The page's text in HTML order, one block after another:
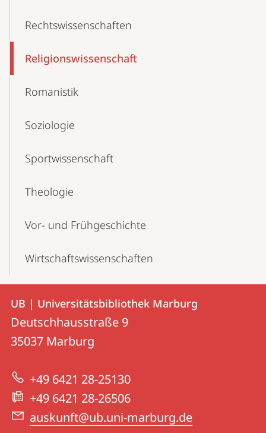
Rechtswissenschaften
Religionswissenschaft
Romanistik
Soziologie
Sportwissenschaft
Theologie
Vor- und Frühgeschichte
Wirtschaftswissenschaften
Kontakt
und
Informationen
zur
Website
Kontaktinformationen
UB
|
Universitätsbibliothek
Marburg
UB | Universitätsbibliothek Marburg
Deutschhausstraße 9
35037 Marburg
+49 6421 28-25130
+49 6421 28-26506
auskunft@ub.uni-marburg.de